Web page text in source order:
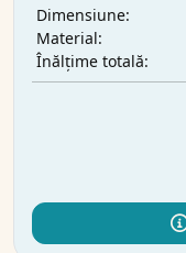
Dimensiune:
Material:
Înălțime totală: